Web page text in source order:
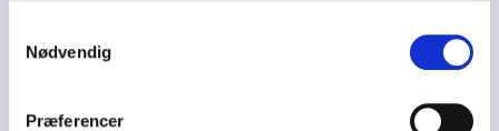
Nødvendig
Præferencer